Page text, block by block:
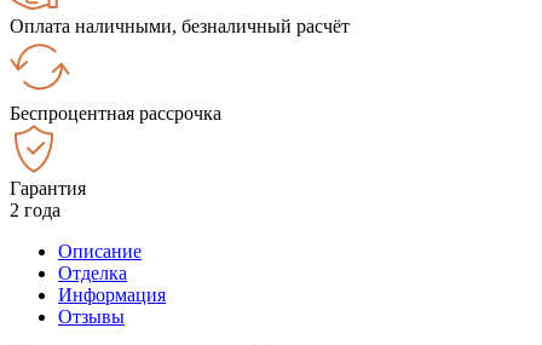
Оплата наличными, безналичный расчёт
Беспроцентная рассрочка
Гарантия
2 года
Описание
Отделка
Информация
Отзывы